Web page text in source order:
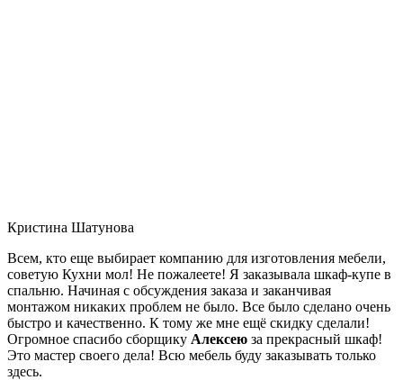
Кристина Шатунова
Всем, кто еще выбирает компанию для изготовления мебели,
советую Кухни мол! Не пожалеете! Я заказывала шкаф-купе в
спальню. Начиная с обсуждения заказа и заканчивая
монтажом никаких проблем не было. Все было сделано очень
быстро и качественно. К тому же мне ещё скидку сделали!
Огромное спасибо сборщику Алексею за прекрасный шкаф!
Это мастер своего дела! Всю мебель буду заказывать только
здесь.